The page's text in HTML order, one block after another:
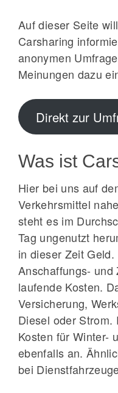
Auf dieser Seite
Carsharing
anonymen
Meinungen dazu
Direkt zur
Was ist
Hier bei uns auf
Verkehrsmittel
steht es im
Tag ungenutzt
in dieser Zeit
Anschaffungs-
laufende Kosten.
Versicherung,
Diesel oder Strom.
Kosten für Winter-
ebenfalls an.
bei